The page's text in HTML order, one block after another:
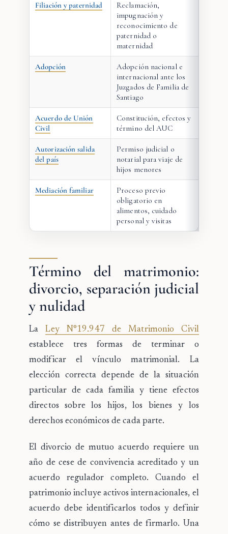
Filiación y paternidad
Reclamación,
impugnación y
reconocimiento de
paternidad o
maternidad
Adopción
Adopción nacional e
internacional ante los
Juzgados de Familia de
Santiago
Acuerdo de Unión
Civil
Constitución, efectos y
término del AUC
Autorización salida
del país
Permiso judicial o
notarial para viaje de
hijos menores
Mediación familiar
Proceso previo
obligatorio en
alimentos, cuidado
personal y visitas
Término del matrimonio:
divorcio, separación judicial
y nulidad
LaLey N°19.947 de Matrimonio Civil
establece tres formas de terminar o
modificar el vínculo matrimonial. La
elección correcta depende de la situación
particular de cada familia y tiene efectos
directos sobre los hijos, los bienes y los
derechos económicos de cada parte.
Eldivorcio de mutuo acuerdo requiere un
año de cese de convivencia acreditado y un
acuerdo regulador completo. Cuando el
patrimonio incluye activos internacionales, el
acuerdo debe identificarlos todos y definir
cómo se distribuyen antes de firmarlo. Una